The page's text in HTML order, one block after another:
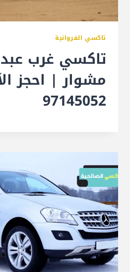
تاكسي الفروانية
تاكسي غرب
مشوار | احجز
97145052